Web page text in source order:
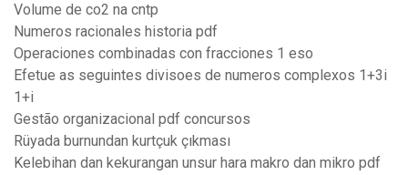
Volume de co2 na cntp
Numeros racionales historia pdf
Operaciones combinadas con fracciones 1 eso
Efetue as seguintes divisoes de numeros complexos 1+3i
1+i
Gestão organizacional pdf concursos
Rüyada burnundan kurtçuk çıkması
Kelebihan dan kekurangan unsur hara makro dan mikro pdf